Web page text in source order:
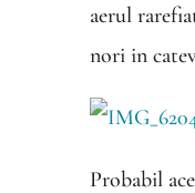
aerul
nori in
Probabil